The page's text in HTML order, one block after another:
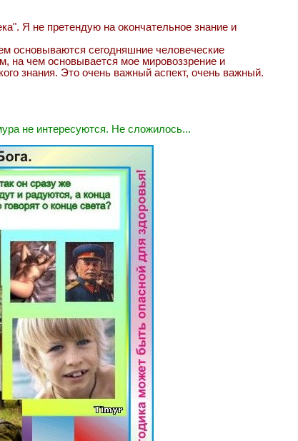
Я не претендую на окончательное знание и
основываются сегодняшние человеческие
на чем основывается мое мировоззрение и
знания. Это очень важный аспект, очень важный.
не интересуются. Не сложилось...